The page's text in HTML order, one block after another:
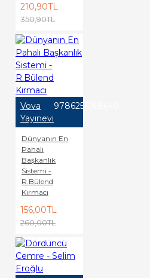
210,90TL
350,90TL
Vova
Yayınevi
9786256168640
Dünyanın En
Pahalı
Başkanlık
Sistemi -
R.Bülend
Kırmacı
156,00TL
260,00TL